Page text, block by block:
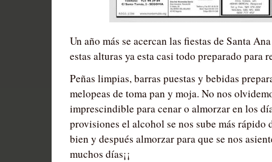
Un año más se acercan las fiestas de Santa
estas alturas ya esta casi todo preparado para
Peñas limpias, barras puestas y bebidas
melopeas de toma pan y moja. No nos
imprescindible para cenar o almorzar en los
provisiones el alcohol se nos sube más rápido
bien y después almorzar para que se nos
muchos días¡¡